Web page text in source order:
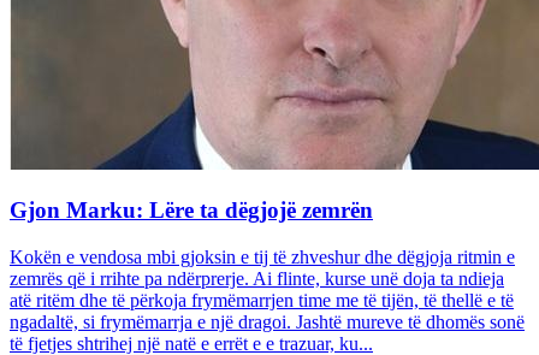
Gjon Marku: Lëre ta dëgjojë zemrën
Kokën e vendosa mbi gjoksin e tij të zhveshur dhe dëgjoja ritmin e
zemrës që i rrihte pa ndërprerje. Ai flinte, kurse unë doja ta ndieja
atë ritëm dhe të përkoja frymëmarrjen time me të tijën, të thellë e të
ngadaltë, si frymëmarrja e një dragoi. Jashtë mureve të dhomës sonë
të fjetjes shtrihej një natë e errët e e trazuar, ku...